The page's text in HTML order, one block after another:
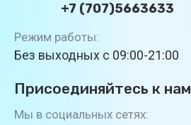
Присоединяйтесь к нам
Мы в социальных сетях:
+7 (707)5663633
Режим работы:
Без выходных с 09:00-21:00